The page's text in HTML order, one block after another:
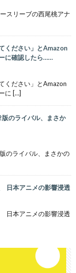
スリーブの西尾桃アナ
ください」とAmazon
に確認したら……
ください」とAmazon
に […]
のライバル、まさか
のライバル、まさかの
日本アニメの影響浸透
日本アニメの影響浸透